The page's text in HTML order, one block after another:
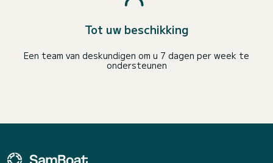
Tot uw beschikking
Een team van deskundigen om u 7 dagen per week te
ondersteunen